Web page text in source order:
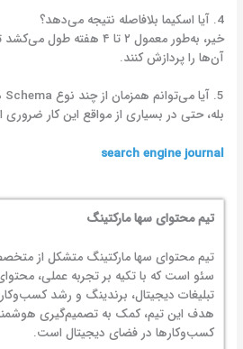
4. آیا اسکیما بلافاصله نتیجه می‌دهد؟
خیر، به‌طور معمول ۲ تا ۴
آن‌ها را پردازش کنند.
5. آیا می‌توانم همزمان از چند نوع Schema در یک صفحه استفاده کنم؟
بله، حتی در بسیاری از مواقع این کار
search engine journal
تیم محتوای سها مارکتینگ
تیم محتوای سها مارکتینگ متشکل از
سئو است که با تکیه بر تجربه عملی،
تبلیغات دیجیتال، برندینگ و رشد
هدف این تیم، کمک به تصمیم‌گیری
کسب‌وکارها در فضای دیجیتال است.